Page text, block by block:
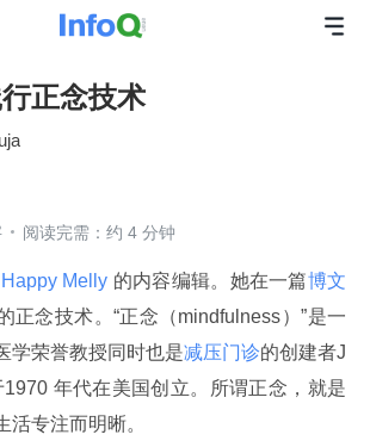
正念技术
阅读完需：约 4 分钟
Happy Melly 的内容编辑。她在一篇博文
正念技术。“正念（mindfulness）”是一
学荣誉教授同时也是减压门诊的创建者J
年代在美国创立。所谓正念，就是
活专注而明晰。